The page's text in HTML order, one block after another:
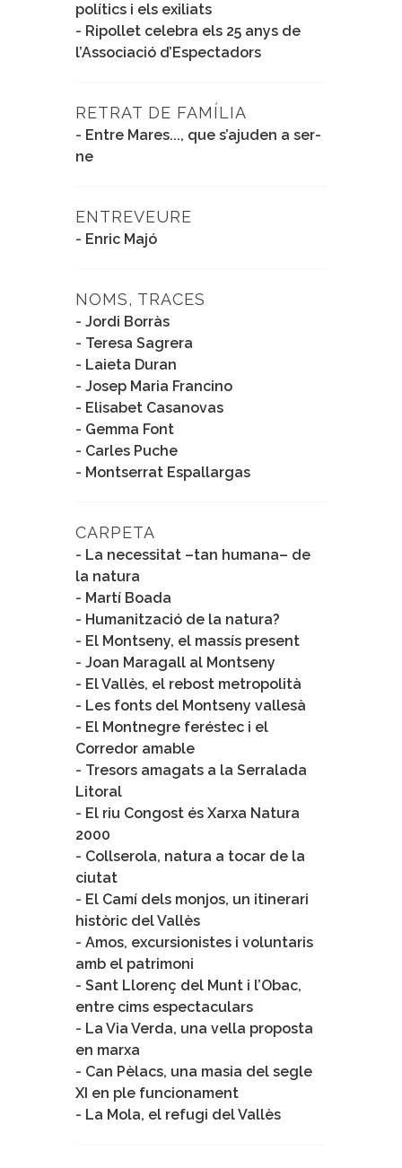
polítics i els exiliats
- Ripollet celebra els 25 anys de
l’Associació d’Espectadors
RETRAT DE FAMÍLIA
- Entre Mares..., que s’ajuden a ser-
ne
ENTREVEURE
- Enric Majó
NOMS, TRACES
- Jordi Borràs
- Teresa Sagrera
- Laieta Duran
- Josep Maria Francino
- Elisabet Casanovas
- Gemma Font
- Carles Puche
- Montserrat Espallargas
CARPETA
- La necessitat –tan humana– de
la natura
- Martí Boada
- Humanització de la natura?
- El Montseny, el massís present
- Joan Maragall al Montseny
- El Vallès, el rebost metropolità
- Les fonts del Montseny vallesà
- El Montnegre feréstec i el
Corredor amable
- Tresors amagats a la Serralada
Litoral
- El riu Congost és Xarxa Natura
2000
- Collserola, natura a tocar de la
ciutat
- El Camí dels monjos, un itinerari
històric del Vallès
- Amos, excursionistes i voluntaris
amb el patrimoni
- Sant Llorenç del Munt i l’Obac,
entre cims espectaculars
- La Via Verda, una vella proposta
en marxa
- Can Pèlacs, una masia del segle
XI en ple funcionament
- La Mola, el refugi del Vallès